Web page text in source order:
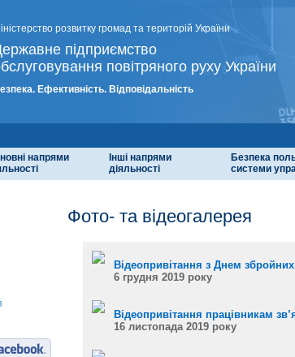
розвитку громад та територій України
підприємство
повітряного руху України
Ефективність. Відповідальність
напрями
Інші напрями
діяльності
Безпека
системи
Фото- та відеогалерея
Відеопривітання з Днем
6 грудня 2019 року
Відеопривітання працівникам
16 листопада 2019 року